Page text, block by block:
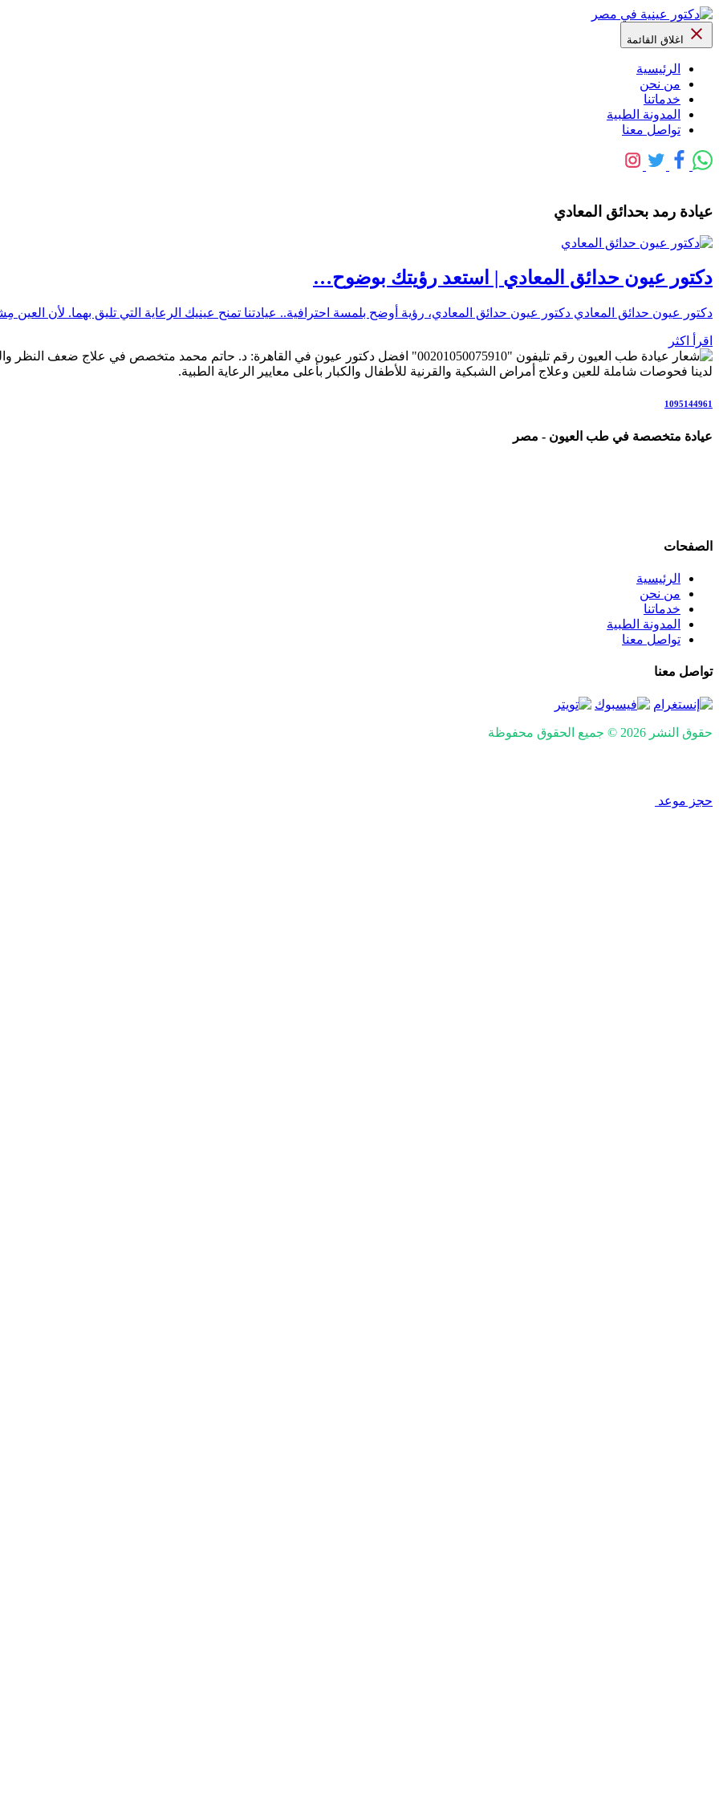
اغلاق القائمة
الرئيسية
من نحن
خدماتنا
المدونة الطبية
تواصل معنا
عيادة رمد بحدائق المعادي
دكتور عيون حدائق المعادي | استعد رؤيتك بوضوح…
دكتور عيون حدائق المعادي دكتور عيون حدائق المعادي، رؤية أوضح بلمسة احترافية.. عيادتنا تمنح عينيك الرعاية التي تليق بهما. لأن العين
اقرأ اكثر
رقم تليفون "00201050075910" افضل دكتور عيون في القاهرة: د. حاتم محمد متخصص في علاج ضعف
لدينا فحوصات شاملة للعين وعلاج أمراض الشبكية والقرنية للأطفال والكبار بأعلى معايير الرعاية الطبية.
1095144961
عيادة متخصصة في طب العيون - مصر
الصفحات
الرئيسية
من نحن
خدماتنا
المدونة الطبية
تواصل معنا
تواصل معنا
حقوق النشر 2026 © جميع الحقوق محفوظة
حجز موعد